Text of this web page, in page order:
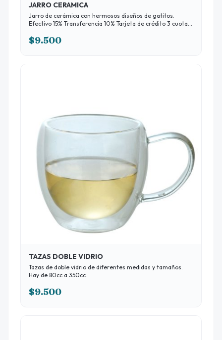
JARRO CERAMICA
Jarro de cerámica con hermosos diseños de gatitos.
Efectivo 15% Transferencia 10% Tarjeta de crédito 3 cuotas
$9.500
TAZAS DOBLE VIDRIO
Tazas de doble vidrio de diferentes medidas y tamaños.
Hay de 80cc a 350cc.
$9.500